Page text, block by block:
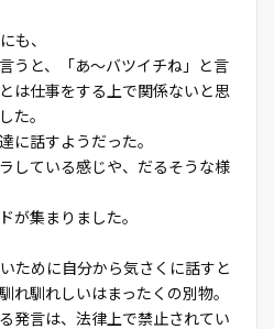
も、
うと、「あ～バツイチね」と言
は仕事をする上で関係ないと思
た。
に話すようだった。
している感じや、だるそうな様
が集まりました。
ために自分から気さくに話すと
れ馴れしいはまったくの別物。
発言は、法律上で禁止されてい